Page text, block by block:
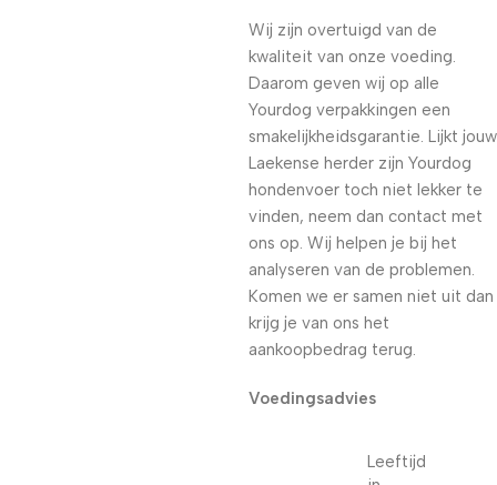
Wij zijn overtuigd van de
kwaliteit van onze voeding.
Daarom geven wij op alle
Yourdog verpakkingen een
smakelijkheidsgarantie. Lijkt jouw
Laekense herder zijn Yourdog
hondenvoer toch niet lekker te
vinden, neem dan contact met
ons op. Wij helpen je bij het
analyseren van de problemen.
Komen we er samen niet uit dan
krijg je van ons het
aankoopbedrag terug.
Voedingsadvies
Leeftijd